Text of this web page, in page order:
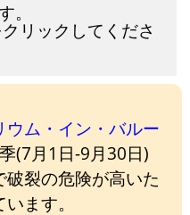
。
リックしてくださ
ウム・イン・バルー
(7月1日-9月30日)
裂の危険が高いた
ます。